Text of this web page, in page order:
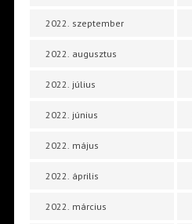
2022. szeptember
2022. augusztus
2022. július
2022. június
2022. május
2022. április
2022. március